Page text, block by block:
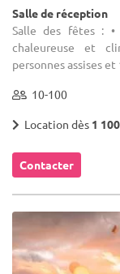
Salle de réception
Salle des fêtes :
chaleureuse et
personnes assises
10-100
Location dès 1
Contacter